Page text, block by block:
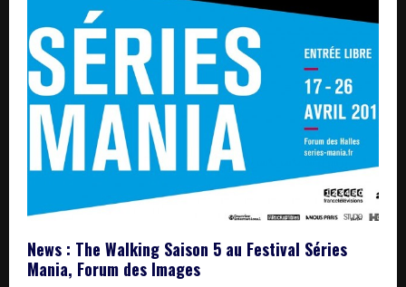
News : The Walking Saison 5 au Festival Séries
Mania, Forum des Images